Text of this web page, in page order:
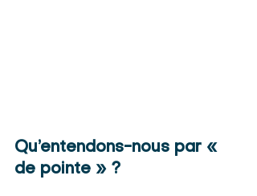
Qu’entendons-nous par «
de pointe » ?